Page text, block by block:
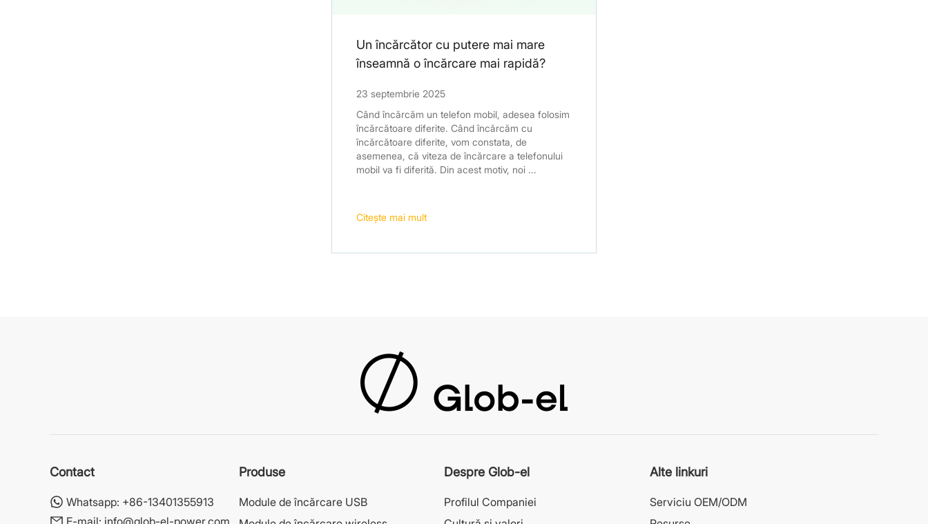
Un încărcător cu putere mai mare
înseamnă o încărcare mai rapidă?
23 septembrie 2025
Când încărcăm un telefon mobil, adesea folosim
încărcătoare diferite. Când încărcăm cu
încărcătoare diferite, vom constata, de
asemenea, că viteza de încărcare a telefonului
mobil va fi diferită. Din acest motiv, noi ...
Citeşte mai mult
Contact
Whatsapp: +86-13401355913
Produse
Module de încărcare USB
Despre Glob-el
Profilul Companiei
Alte linkuri
Serviciu OEM/ODM